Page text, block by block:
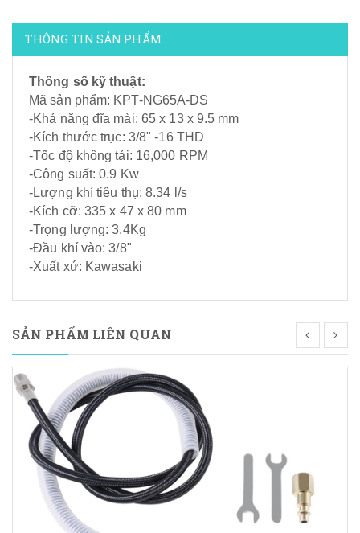
THÔNG TIN SẢN PHẨM
Thông số kỹ thuật:
Mã sản phẩm: KPT-NG65A-DS
-Khả năng đĩa mài: 65 x 13 x 9.5 mm
-Kích thước trục: 3/8" -16 THD
-Tốc độ không tải: 16,000 RPM
-Công suất: 0.9 Kw
-Lượng khí tiêu thụ: 8.34 l/s
-Kích cỡ: 335 x 47 x 80 mm
-Trọng lượng: 3.4Kg
-Đầu khí vào: 3/8"
-Xuất xứ: Kawasaki
SẢN PHẨM LIÊN QUAN